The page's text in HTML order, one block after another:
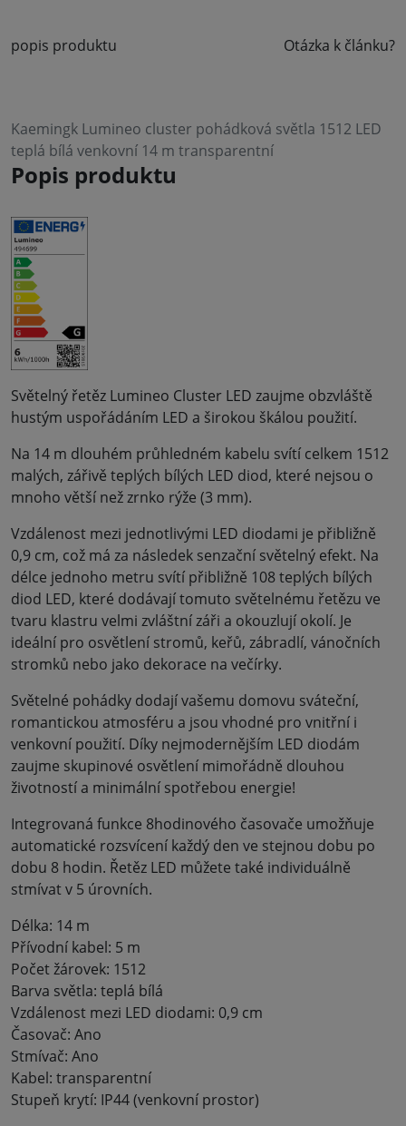
popis produktu Otázka k článku?
Kaemingk Lumineo cluster pohádková světla 1512 LED
teplá bílá venkovní 14 m transparentní
Popis produktu
Světelný řetěz Lumineo Cluster LED zaujme obzvláště
hustým uspořádáním LED a širokou škálou použití.
Na 14 m dlouhém průhledném kabelu svítí celkem 1512
malých, zářivě teplých bílých LED diod, které nejsou o
mnoho větší než zrnko rýže (3 mm).
Vzdálenost mezi jednotlivými LED diodami je přibližně
0,9 cm, což má za následek senzační světelný efekt. Na
délce jednoho metru svítí přibližně 108 teplých bílých
diod LED, které dodávají tomuto světelnému řetězu ve
tvaru klastru velmi zvláštní záři a okouzlují okolí. Je
ideální pro osvětlení stromů, keřů, zábradlí, vánočních
stromků nebo jako dekorace na večírky.
Světelné pohádky dodají vašemu domovu sváteční,
romantickou atmosféru a jsou vhodné pro vnitřní i
venkovní použití. Díky nejmodernějším LED diodám
zaujme skupinové osvětlení mimořádně dlouhou
životností a minimální spotřebou energie!
Integrovaná funkce 8hodinového časovače umožňuje
automatické rozsvícení každý den ve stejnou dobu po
dobu 8 hodin. Řetěz LED můžete také individuálně
stmívat v 5 úrovních.
Délka: 14 m
Přívodní kabel: 5 m
Počet žárovek: 1512
Barva světla: teplá bílá
Vzdálenost mezi LED diodami: 0,9 cm
Časovač: Ano
Stmívač: Ano
Kabel: transparentní
Stupeň krytí: IP44 (venkovní prostor)